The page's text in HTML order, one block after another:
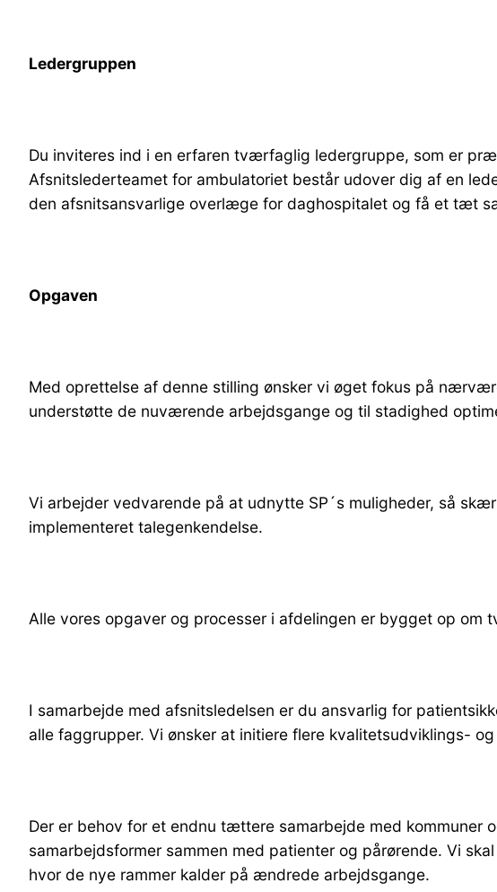
Ledergruppen
Du inviteres ind i en erfaren tværfaglig ledergruppe, som er
Afsnitslederteamet for ambulatoriet består udover dig af en
den afsnitsansvarlige overlæge for daghospitalet og få et tæt
Opgaven
Med oprettelse af denne stilling ønsker vi øget fokus på
understøtte de nuværende arbejdsgange og til stadighed
Vi arbejder vedvarende på at udnytte SP´s muligheder, så
implementeret talegenkendelse.
Alle vores opgaver og processer i afdelingen er bygget op
I samarbejde med afsnitsledelsen er du ansvarlig for
alle faggrupper. Vi ønsker at initiere flere kvalitetsudviklings-
Der er behov for et endnu tættere samarbejde med
samarbejdsformer sammen med patienter og pårørende. Vi
hvor de nye rammer kalder på ændrede arbejdsgange.